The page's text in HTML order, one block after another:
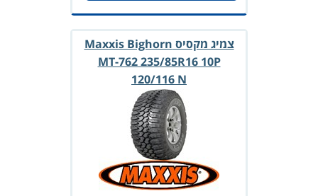
צמיג מקסיס Maxxis Bighorn
MT-762 235/85R16 10P
120/116 N